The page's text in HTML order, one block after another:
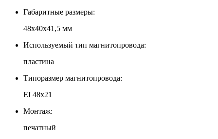
Габаритные размеры:
48х40х41,5 мм
Используемый тип магнитопровода:
пластина
Типоразмер магнитопровода:
EI 48x21
Монтаж:
печатный